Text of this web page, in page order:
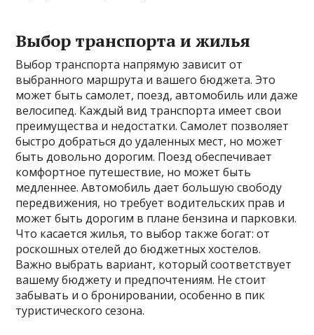
Выбор транспорта и жилья
Выбор транспорта напрямую зависит от
выбранного маршрута и вашего бюджета. Это
может быть самолет, поезд, автомобиль или даже
велосипед. Каждый вид транспорта имеет свои
преимущества и недостатки. Самолет позволяет
быстро добраться до удаленных мест, но может
быть довольно дорогим. Поезд обеспечивает
комфортное путешествие, но может быть
медленнее. Автомобиль дает большую свободу
передвижения, но требует водительских прав и
может быть дорогим в плане бензина и парковки.
Что касается жилья, то выбор также богат: от
роскошных отелей до бюджетных хостелов.
Важно выбрать вариант, который соответствует
вашему бюджету и предпочтениям. Не стоит
забывать и о бронировании, особенно в пик
туристического сезона.